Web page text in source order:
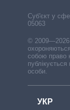
Cуб'єкт у
05063
© 2009—2026
собою право
особи.
УКР